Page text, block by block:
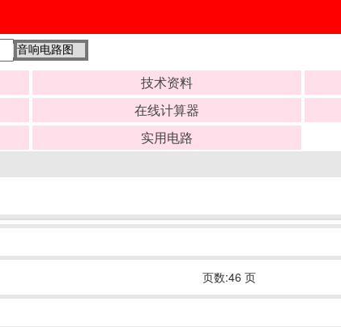
技术资料
在线计算器
实用电路
页数:46 页